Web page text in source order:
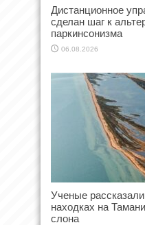
Дистанционное
сделан шаг к
паркинсонизма
06.08.2026
Ученые
находках на
слона